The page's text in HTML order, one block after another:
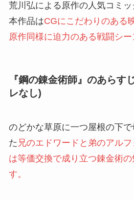
荒川弘による原作の人気コミッ
本作品はCGにこだわりのある
原作同様に迫力のある戦闘シー
『鋼の錬金術師』のあらす
レなし)
のどかな草原に一つ屋根の下
た 兄のエドワードと弟のアル
は等価交換で成り立つ錬金術の
す。